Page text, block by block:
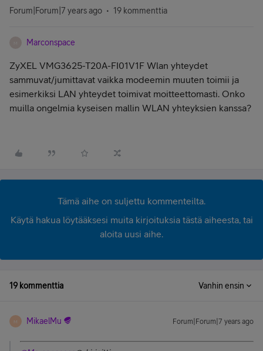
Forum|Forum|7 years ago 19 kommenttia
Marconspace
ZyXEL VMG3625-T20A-FI01V1F Wlan yhteydet
sammuvat/jumittavat vaikka modeemin muuten toimii ja
esimerkiksi LAN yhteydet toimivat moitteettomasti. Onko
muilla ongelmia kyseisen mallin WLAN yhteyksien kanssa?
Tämä aihe on suljettu kommenteilta.
Käytä hakua löytääksesi muita kirjoituksia tästä aiheesta, tai
aloita uusi aihe.
19 kommenttia Vanhin ensin
M MikaelMu Forum|Forum|7 years ago